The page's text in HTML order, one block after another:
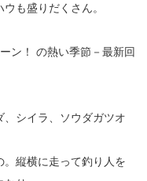
も盛りだくさん。
ン！ の熱い季節－最新回
シイラ、ソウダガツオ
縦横に走って釣り人を